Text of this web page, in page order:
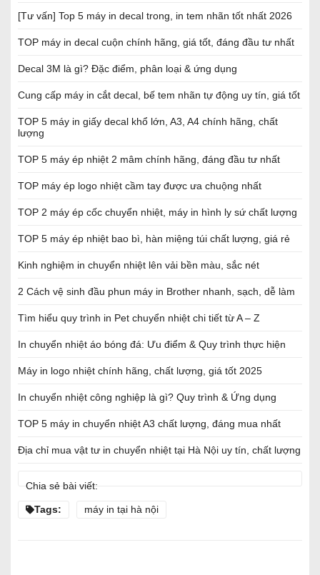
[Tư vấn] Top 5 máy in decal trong, in tem nhãn tốt nhất 2026
TOP máy in decal cuộn chính hãng, giá tốt, đáng đầu tư nhất
Decal 3M là gì? Đặc điểm, phân loại & ứng dụng
Cung cấp máy in cắt decal, bế tem nhãn tự động uy tín, giá tốt
TOP 5 máy in giấy decal khổ lớn, A3, A4 chính hãng, chất
lượng
TOP 5 máy ép nhiệt 2 mâm chính hãng, đáng đầu tư nhất
TOP máy ép logo nhiệt cầm tay được ưa chuộng nhất
TOP 2 máy ép cốc chuyển nhiệt, máy in hình ly sứ chất lượng
TOP 5 máy ép nhiệt bao bì, hàn miệng túi chất lượng, giá rẻ
Kinh nghiệm in chuyển nhiệt lên vải bền màu, sắc nét
2 Cách vệ sinh đầu phun máy in Brother nhanh, sạch, dễ làm
Tìm hiểu quy trình in Pet chuyển nhiệt chi tiết từ A – Z
In chuyển nhiệt áo bóng đá: Ưu điểm & Quy trình thực hiện
Máy in logo nhiệt chính hãng, chất lượng, giá tốt 2025
In chuyển nhiệt công nghiệp là gì? Quy trình & Ứng dụng
TOP 5 máy in chuyển nhiệt A3 chất lượng, đáng mua nhất
Địa chỉ mua vật tư in chuyển nhiệt tại Hà Nội uy tín, chất lượng
Chia sẻ bài viết:
Tags: máy in tại hà nội